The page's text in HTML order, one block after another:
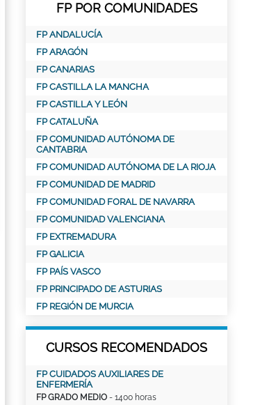
FP POR COMUNIDADES
FP ANDALUCÍA
FP ARAGÓN
FP CANARIAS
FP CASTILLA LA MANCHA
FP CASTILLA Y LEÓN
FP CATALUÑA
FP COMUNIDAD AUTÓNOMA DE
CANTABRIA
FP COMUNIDAD AUTÓNOMA DE LA RIOJA
FP COMUNIDAD DE MADRID
FP COMUNIDAD FORAL DE NAVARRA
FP COMUNIDAD VALENCIANA
FP EXTREMADURA
FP GALICIA
FP PAÍS VASCO
FP PRINCIPADO DE ASTURIAS
FP REGIÓN DE MURCIA
CURSOS RECOMENDADOS
FP CUIDADOS AUXILIARES DE
ENFERMERÍA
FP GRADO MEDIO - 1400 horas